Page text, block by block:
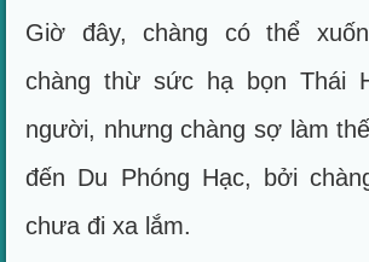
Giờ đây, chàng có thể
chàng thừ sức hạ bọn Thái
người, nhưng chàng sợ làm
đến Du Phóng Hạc, bởi
chưa đi xa lắm.